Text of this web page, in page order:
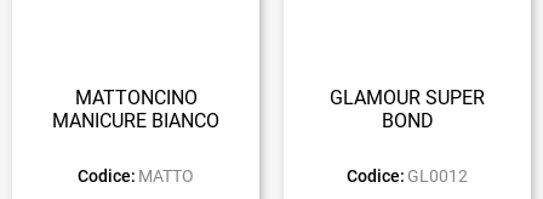
MATTONCINO
MANICURE BIANCO
Codice: MATTO
GLAMOUR SUPER
BOND
Codice: GL0012